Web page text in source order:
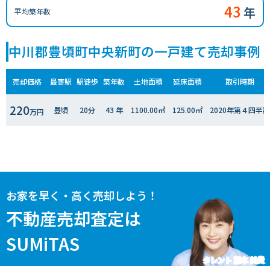
平均築年数 43 年
中川郡豊頃町中央新町の一戸建て売却事例
売却価格 最寄駅 駅徒歩 築年数 土地面積 延床面積 取引時期
220万円 豊頃 20分 43 年 1100.00㎡ 125.00㎡ 2020年第４四半期
お家を早く・高く売却しよう！
不動産売却査定は
SUMiTAS
タレント 藤本 美貴